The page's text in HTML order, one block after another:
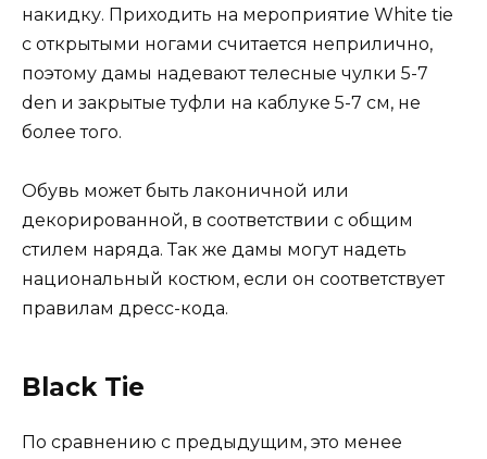
накидку. Приходить на мероприятие White tie
с открытыми ногами считается неприлично,
поэтому дамы надевают телесные чулки 5-7
den и закрытые туфли на каблуке 5-7 см, не
более того.
Обувь может быть лаконичной или
декорированной, в соответствии с общим
стилем наряда. Так же дамы могут надеть
национальный костюм, если он соответствует
правилам дресс-кода.
Black Tie
По сравнению с предыдущим, это менее